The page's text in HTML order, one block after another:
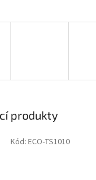
produkty
Kód: ECO-TS1010